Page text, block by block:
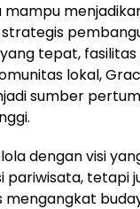
tepat,
lokal,
sumber
dengan visi
pariwisata, tetapi
mengangkat